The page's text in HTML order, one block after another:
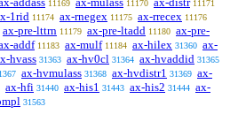
11169 11170 11171
1rid 11174 ax-rnegex 11175 ax-rrecex 11176
ax-pre-lttrn 11179 ax-pre-ltadd 11180 ax-pre-
addf 11183 ax-mulf 11184 ax-hilex 31360 ax-
hvass 31363 ax-hv0cl 31364 ax-hvaddid 31365
ax-hvmulass 31368 ax-hvdistr1 31369 ax-
ax-hfi 31440 ax-his1 31443 ax-his2 31444 ax-
31563